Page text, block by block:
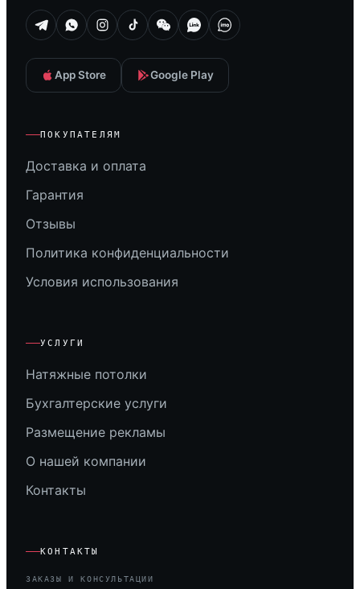
App Store Google Play
ПОКУПАТЕЛЯМ
Доставка и оплата
Гарантия
Отзывы
Политика конфиденциальности
Условия использования
УСЛУГИ
Натяжные потолки
Бухгалтерские услуги
Размещение рекламы
О нашей компании
Контакты
КОНТАКТЫ
ЗАКАЗЫ И КОНСУЛЬТАЦИИ